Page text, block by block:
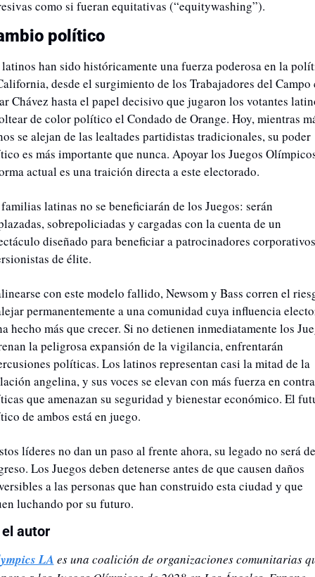
como si fueran equitativas (“equitywashing”).
político
han sido históricamente una fuerza poderosa en la
desde el surgimiento de los Trabajadores del Campo
Chávez hasta el papel decisivo que jugaron los votantes
de color político el Condado de Orange. Hoy, mientras
se alejan de las lealtades partidistas tradicionales, su poder
es más importante que nunca. Apoyar los Juegos
actual es una traición directa a este electorado.
latinas no se beneficiarán de los Juegos: serán
sobrepoliciadas y cargadas con la cuenta de un
diseñado para beneficiar a patrocinadores
de élite.
con este modelo fallido, Newsom y Bass corren el
permanentemente a una comunidad cuya influencia
hecho más que crecer. Si no detienen inmediatamente los
la peligrosa expansión de la vigilancia, enfrentarán
políticas. Los latinos representan casi la mitad de la
angelina, y sus voces se elevan con más fuerza en
que amenazan su seguridad y bienestar económico. El
de ambos está en juego.
líderes no dan un paso al frente ahora, su legado no será de
Los Juegos deben detenerse antes de que causen daños
a las personas que han construido esta ciudad y que
luchando por su futuro.
autor
LA es una coalición de organizaciones comunitarias